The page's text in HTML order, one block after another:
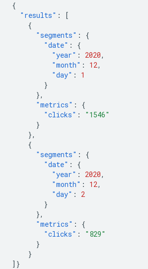
{
"results" :
[
{
"segments" :
{
"date" :
{
"year" : 2020,
"month" : 12,
"day" :
1
}
},
"metrics" :
{
"clicks" :
"1546"
}
},
{
"segments" :
{
"date" :
{
"year" : 2020,
"month" : 12,
"day" :
2
}
},
"metrics" :
{
"clicks" :
"829"
}
}
]}